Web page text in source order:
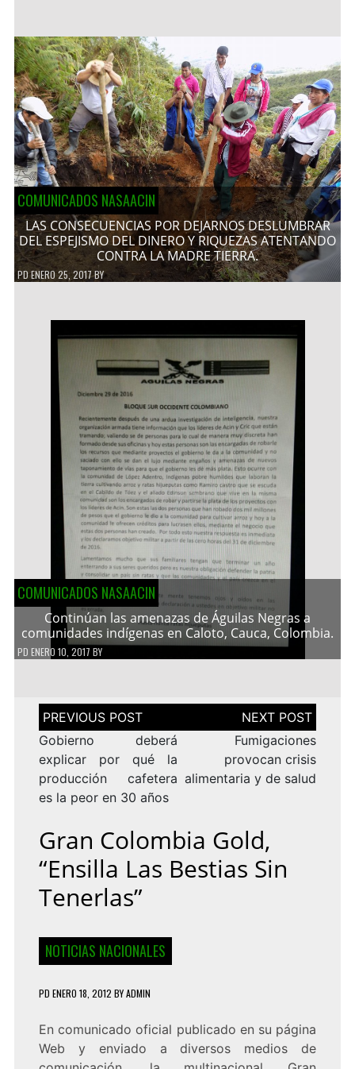
COMUNICADOS NASAACIN
LAS CONSECUENCIAS POR DEJARNOS DESLUMBRAR
DEL ESPEJISMO DEL DINERO Y RIQUEZAS ATENTANDO
CONTRA LA MADRE TIERRA.
PDENERO 25, 2017BY
COMUNICADOS NASAACIN
Continúan las amenazas de Águilas Negras a
comunidades indígenas en Caloto, Cauca, Colombia.
PD ENERO 10, 2017 BY
Navegación
de
entradas
Gobierno deberá
explicar por qué la
producción cafetera
es la peor en 30 años
Fumigaciones
provocan crisis
alimentaria y de salud
Gran Colombia Gold,
“ensilla Las Bestias Sin
Tenerlas”
NOTICIAS NACIONALES
PD ENERO 18, 2012 BYADMIN
En comunicado oficial publicado en su página
Web y enviado a diversos medios de